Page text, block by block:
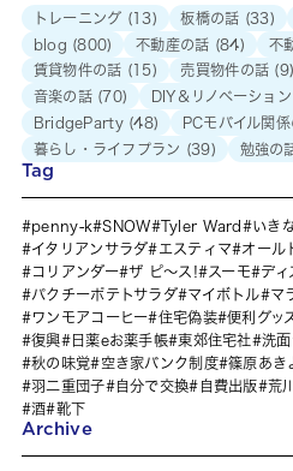
トレーニング (13) 板橋の話 (33)
blog (800) 不動産の話 (84) 不
賃貸物件の話 (15) 売買物件の話 (9)
音楽の話(70) DIY＆リノベーション
BridgeParty(48) PCモバイル関
暮らし・ライフプラン (39) 勉強の
Tag
penny-k SNOW Tyler Ward いき
イタリアンサラダ
エスティマ オール
コリアンダー
ザ ピ〜ス! スーモ ディ
パクチーポテトサラダ
マイボトル マ
ワンモアコーヒー
住宅偽装 便利グッ
復興
日薬eお薬手帳 東郊住宅社 洗
秋の味覚
空き家バンク制度 篠原あき
羽二重団子
自分で交換 自費出版 荒川
酒
靴下
Archive